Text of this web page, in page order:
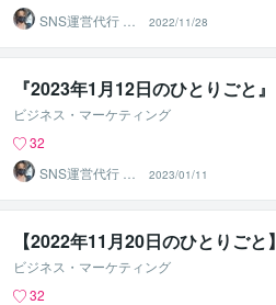
SNS運営代行 ま
るなげ
2022/11/28
『2023年1月12日のひとりごと』⁡
ビジネス・マーケティング
32
SNS運営代行 ま
るなげ
2023/01/11
【2022年11月20日のひとりごと】⁡
ビジネス・マーケティング
32